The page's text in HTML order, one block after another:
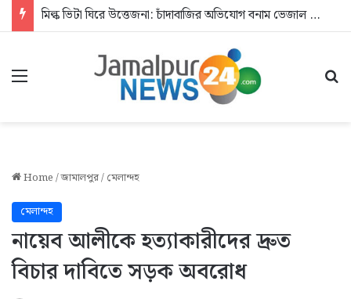
মিল্ক ভিটা ঘিরে উত্তেজনা: চাঁদাবাজির অভিযোগ বনাম ভেজাল দুধের জিডি
Menu
Home/জামালপুর/মেলান্দহ
মেলান্দহ
নায়েব আলীকে হত্যাকারীদের দ্রুত
বিচার দাবিতে সড়ক অবরোধ